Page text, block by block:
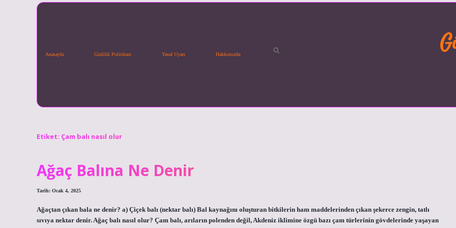
Anasayfa Gizlilik Politikası Yasal Uyarı Hakkımızda
Etiket: Çam balı nasıl olur
Ağaç Balına Ne Denir
Tarih: Ocak 4, 2025
Ağaçtan çıkan bala ne denir? a) Çiçek balı (nektar balı) Bal kaynağını oluşturan bitkilerin ham maddelerinden çıkan şekerce zengin, tatlı
sıvıya nektar denir. Ağaç balı nasıl olur? Çam balı, arıların polenden değil, Akdeniz iklimine özgü bazı çam türlerinin gövdelerinde yaşayan